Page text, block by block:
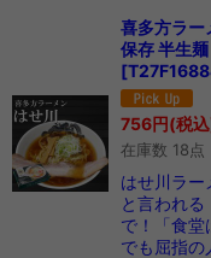
並び順
喜多方ラー
保存 半生
[
756円(税
在庫数 18点
はせ川ラー
と言われ
で！「食堂
でも屈指